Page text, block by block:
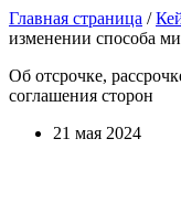
Главная страница /
изменении способа
Об отсрочке,
соглашения сторон
21 мая 2024